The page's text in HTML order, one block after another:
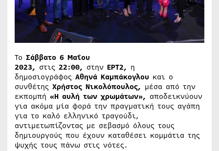
Το Σάββατο 6 Μαΐου
2023, στις 22:00, στην ΕΡΤ2, η
δημοσιογράφος Αθηνά Καμπάκογλου και ο
συνθέτης Χρήστος Νικολόπουλος, μέσα από την
εκπομπή «Η αυλή των χρωμάτων», αποδεικνύουν
για ακόμα μία φορά την πραγματική τους αγάπη
για το καλό ελληνικό τραγούδι,
αντιμετωπίζοντας με σεβασμό όλους τους
δημιουργούς που έχουν καταθέσει κομμάτια της
ψυχής τους πάνω στις νότες.